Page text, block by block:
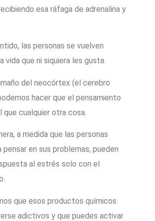
esa ráfaga de adrenalina y
las personas se vuelven
vida que ni siquiera les gusta.
del neocórtex (el cerebro
hacer que el pensamiento
que cualquier otra cosa.
a medida que las personas
pensar en sus problemas, pueden
al estrés solo con el
que esos productos químicos
adictivos y que puedes activar